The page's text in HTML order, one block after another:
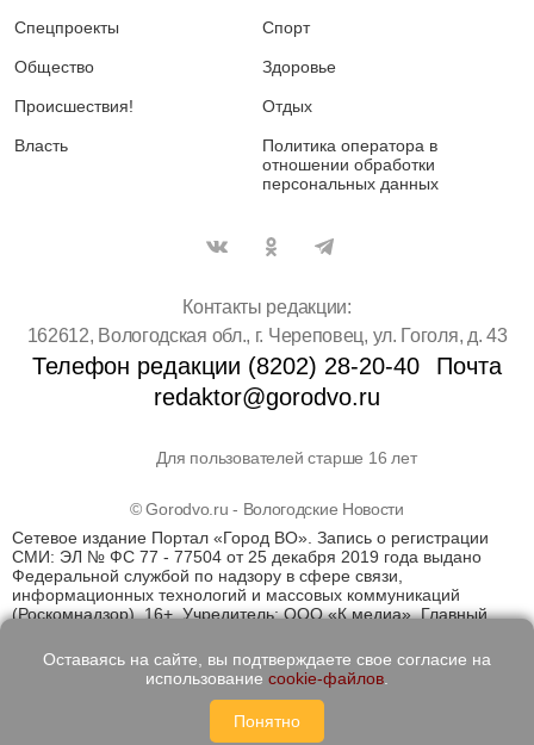
Спецпроекты
Общество
Происшествия!
Власть
Спорт
Здоровье
Отдых
Политика оператора в
отношении обработки
персональных данных
Контакты редакции:
162612, Вологодская обл., г. Череповец, ул. Гоголя, д. 43
Телефон редакции (8202) 28-20-40
Почта
redaktor@gorodvo.ru
Для пользователей старше 16 лет
© Gorodvo.ru - Вологодские Новости
Сетевое издание Портал «Город ВО». Запись о регистрации
СМИ: ЭЛ № ФС 77 - 77504 от 25 декабря 2019 года выдано
Федеральной службой по надзору в сфере связи,
информационных технологий и массовых коммуникаций
(Роскомнадзор). 16+. Учредитель: ООО «К медиа». Главный
применяются рекомендательные технологии (информационные
технологии предоставления информации на основе сбора,
систематизации и анализа сведений, относящихся к
предпочтениям пользователей сети "Интернет", находящихся
на территории Российской Федерации)
Оставаясь на сайте, вы подтверждаете свое согласие на
использование cookie-файлов
Понятно